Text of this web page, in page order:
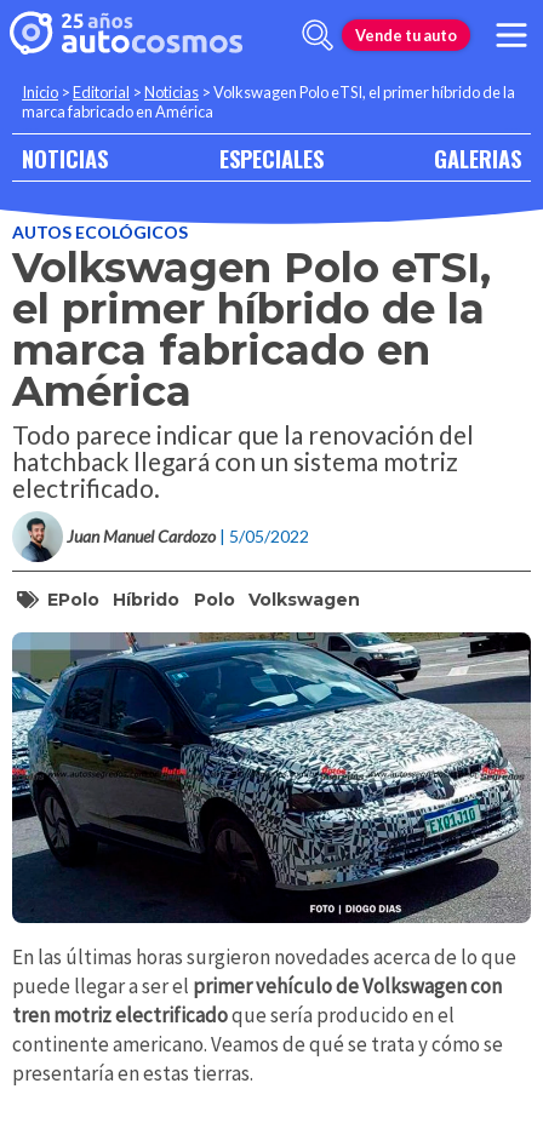
Vende tu auto
Inicio >Editorial >Noticias >Volkswagen Polo eTSI, el primer híbrido de la
marca fabricado en América
NOTICIAS ESPECIALES GALERIAS
AUTOS ECOLÓGICOS
Volkswagen Polo eTSI,
el primer híbrido de la
marca fabricado en
América
Todo parece indicar que la renovación del
hatchback llegará con un sistema motriz
electrificado.
Juan Manuel Cardozo | 5/05/2022
EPolo Híbrido Polo Volkswagen
En las últimas horas surgieron novedades acerca de lo que
puede llegar a ser el primer vehículo de Volkswagen con
tren motriz electrificadoque sería producido en el
continente americano. Veamos de qué se trata y cómo se
presentaría en estas tierras.